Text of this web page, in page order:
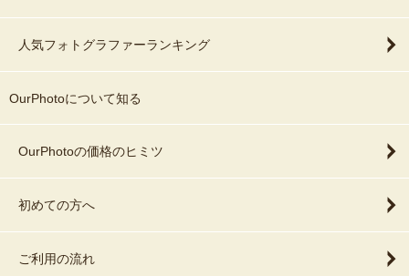
人気フォトグラファーランキング
OurPhotoについて知る
OurPhotoの価格のヒミツ
初めての方へ
ご利用の流れ